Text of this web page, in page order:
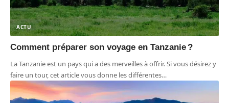
ACTU
Comment préparer son voyage en Tanzanie ?
La Tanzanie est un pays qui a des merveilles à offrir. Si vous désirez y
faire un tour, cet article vous donne les différentes…